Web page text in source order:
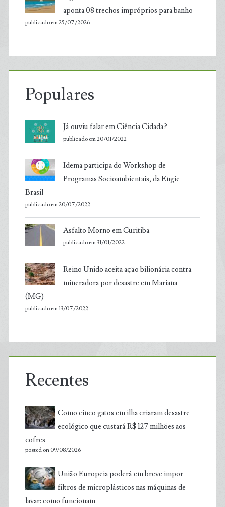
aponta 08 trechos impróprios para banho
publicado em 25/07/2026
Populares
Já ouviu falar em Ciência Cidadã?
publicado em 20/01/2022
Idema participa do Workshop de
Programas Socioambientais, da Engie
Brasil
publicado em 20/07/2022
Asfalto Morno em Curitiba
publicado em 31/01/2022
Reino Unido aceita ação bilionária contra
mineradora por desastre em Mariana
(MG)
publicado em 13/07/2022
Recentes
Como cinco gatos em ilha criaram desastre
ecológico que custará R$ 127 milhões aos
cofres
posted on 09/08/2026
União Europeia poderá em breve impor
filtros de microplásticos nas máquinas de
lavar: como funcionam